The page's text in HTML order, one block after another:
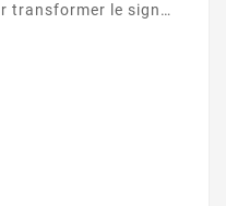
transformer le signal